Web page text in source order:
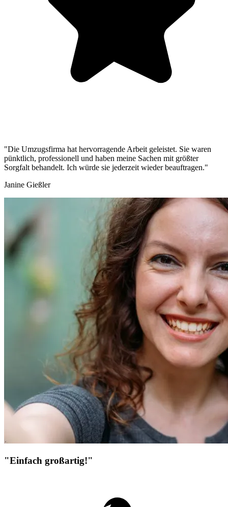
"Die Umzugsfirma hat hervorragende Arbeit geleistet. Sie waren
pünktlich, professionell und haben meine Sachen mit größter
Sorgfalt behandelt. Ich würde sie jederzeit wieder beauftragen."
Janine Gießler
"Einfach großartig!"